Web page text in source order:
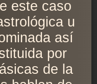
este caso
u
así
por
de la